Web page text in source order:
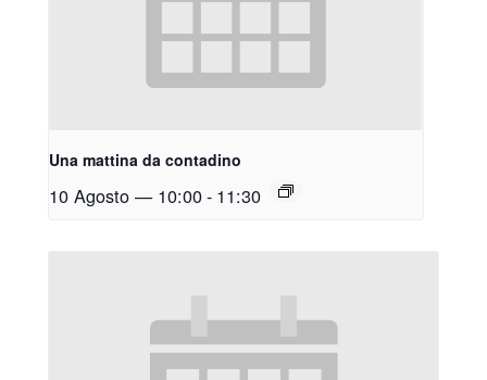
Una mattina da contadino
10 Agosto — 10:00- 11:30